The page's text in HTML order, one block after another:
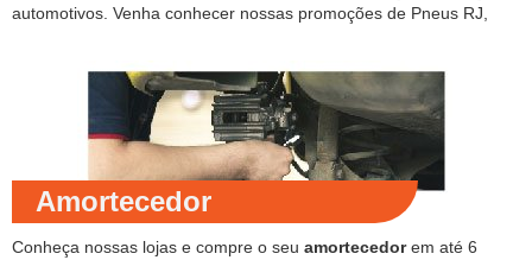
automotivos. Venha conhecer nossas promoções de Pneus RJ,
Amortecedor
Conheça nossas lojas e compre o seu amortecedorem até 6